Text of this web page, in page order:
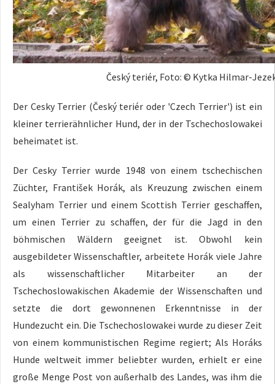
Český teriér, Foto: © Kytka Hilmar-
Der Cesky Terrier (Český teriér oder 'Czech Terrier') ist ein
kleiner terrierähnlicher Hund, der in der Tschechoslowakei
beheimatet ist.
Der Cesky Terrier wurde 1948 von einem tschechischen
Züchter, František Horák, als Kreuzung zwischen einem
Sealyham Terrier und einem Scottish Terrier geschaffen,
um einen Terrier zu schaffen, der für die Jagd in den
böhmischen Wäldern geeignet ist. Obwohl kein
ausgebildeter Wissenschaftler, arbeitete Horák viele Jahre
als wissenschaftlicher Mitarbeiter an der
Tschechoslowakischen Akademie der Wissenschaften und
setzte die dort gewonnenen Erkenntnisse in der
Hundezucht ein. Die Tschechoslowakei wurde zu dieser Zeit
von einem kommunistischen Regime regiert; Als Horáks
Hunde weltweit immer beliebter wurden, erhielt er eine
große Menge Post von außerhalb des Landes, was ihm die